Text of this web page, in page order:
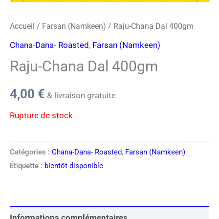
Accueil / Farsan (Namkeen) / Raju-Chana Dal 400gm
Chana-Dana- Roasted, Farsan (Namkeen)
Raju-Chana Dal 400gm
4,00 € & livraison gratuite
Rupture de stock
Catégories : Chana-Dana- Roasted, Farsan (Namkeen)
Étiquette : bientôt disponible